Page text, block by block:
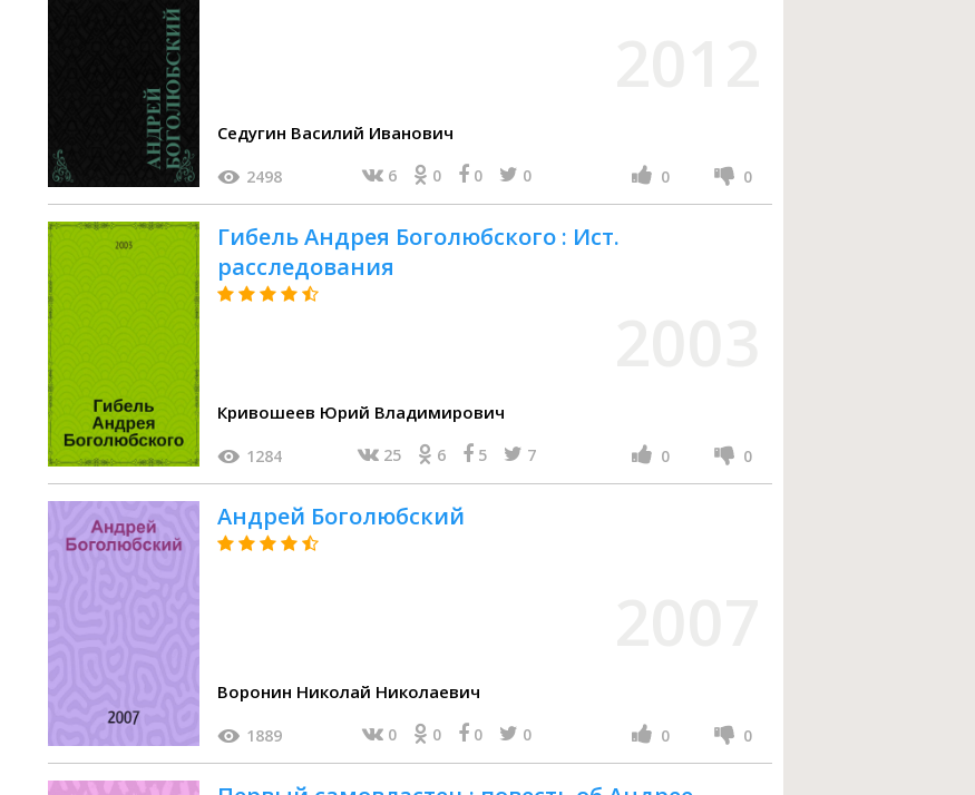
Седугин Василий Иванович
2498 6 0 0 0 0 0
Гибель Андрея Боголюбского : Ист.
расследования
Кривошеев Юрий Владимирович
1284 25 6 5 7 0 0
Андрей Боголюбский
Воронин Николай Николаевич
1889 0 0 0 0 0 0